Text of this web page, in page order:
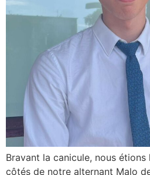
Bravant la canicule, nous étions
côtés de notre alternant Malo